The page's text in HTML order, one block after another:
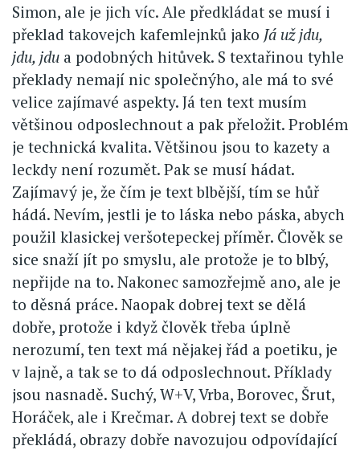
Simon, ale je jich víc. Ale předkládat se musí i
překlad takovejch kafemlejnků jako Já už jdu,
jdu, jdu a podobných hitůvek. S textařinou tyhle
překlady nemají nic společnýho, ale má to své
velice zajímavé aspekty. Já ten text musím
většinou odposlechnout a pak přeložit. Problém
je technická kvalita. Většinou jsou to kazety a
leckdy není rozumět. Pak se musí hádat.
Zajímavý je, že čím je text blbější, tím se hůř
hádá. Nevím, jestli je to láska nebo páska, abych
použil klasickej veršotepeckej příměr. Člověk se
sice snaží jít po smyslu, ale protože je to blbý,
nepřijde na to. Nakonec samozřejmě ano, ale je
to děsná práce. Naopak dobrej text se dělá
dobře, protože i když člověk třeba úplně
nerozumí, ten text má nějakej řád a poetiku, je
v lajně, a tak se to dá odposlechnout. Příklady
jsou nasnadě. Suchý, W+V, Vrba, Borovec, Šrut,
Horáček, ale i Krečmar. A dobrej text se dobře
překládá, obrazy dobře navozujou odpovídající